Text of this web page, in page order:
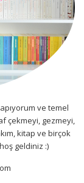
ve temel
çekmeyi, gezmeyi,
kitap ve birçok
geldiniz :)